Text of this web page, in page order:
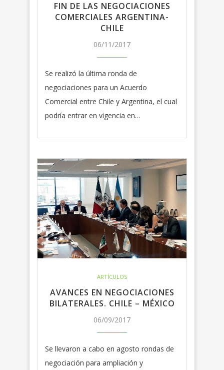
FIN DE LAS NEGOCIACIONES
COMERCIALES ARGENTINA-
CHILE
06/11/2017
Se realizó la última ronda de
negociaciones para un Acuerdo
Comercial entre Chile y Argentina, el cual
podría entrar en vigencia en…
ARTÍCULOS
AVANCES EN NEGOCIACIONES
BILATERALES. CHILE – MÉXICO
06/09/2017
Se llevaron a cabo en agosto rondas de
negociación para ampliación y